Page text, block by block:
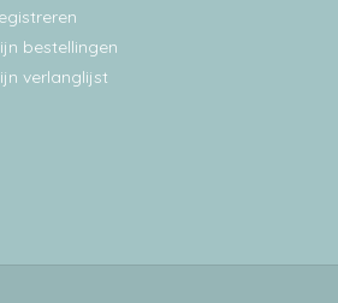
bestellingen
verlanglijst